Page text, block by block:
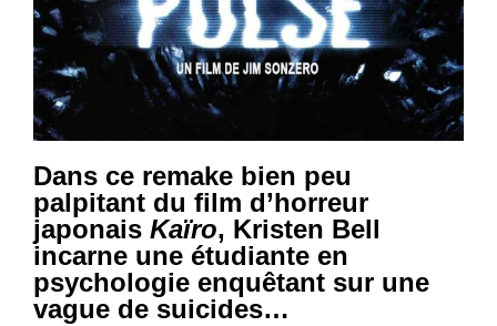
Dans ce remake bien peu
palpitant du film d’horreur
japonais Kaïro, Kristen Bell
incarne une étudiante en
psychologie enquêtant sur une
vague de suicides…